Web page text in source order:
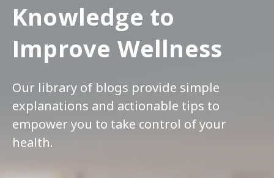
Knowledge to
Improve Wellness
Our library of blogs provide simple
explanations and actionable tips to
empower you to take control of your
health.